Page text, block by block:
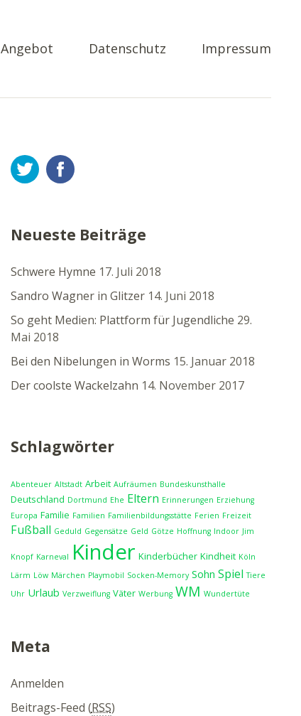
Angebot Datenschutz Impressum
TwitterFacebook
Neueste Beiträge
Schwere Hymne 17. Juli 2018
Sandro Wagner in Glitzer 14. Juni 2018
So geht Medien: Plattform für Jugendliche 29.
Mai 2018
Bei den Nibelungen in Worms 15. Januar 2018
Der coolste Wackelzahn 14. November 2017
Schlagwörter
Abenteuer Altstadt Arbeit Aufräumen Bundeskunsthalle
Deutschland Dortmund Ehe Eltern Erinnerungen Erziehung
Europa Familie Familien Familienbildungsstätte Ferien Freizeit
Fußball Geduld Gegensätze Geld Götze Hoffnung Indoor Jim
Knopf Karneval Kinder Kinderbücher Kindheit Köln
Lärm Löw Märchen Playmobil Socken-Memory Sohn Spiel Tiere
Uhr Urlaub Verzweiflung Väter Werbung WM Wundertüte
Meta
Anmelden
Beitrags-Feed (RSS)